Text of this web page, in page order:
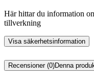
Här hittar du information
tillverkning
Visa säkerhetsinformation
Recensioner (0)Denna